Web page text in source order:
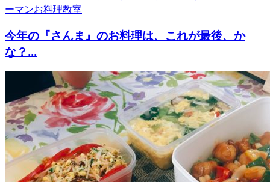
今年の『さんま』のお料理は、これが最後、か
な？...